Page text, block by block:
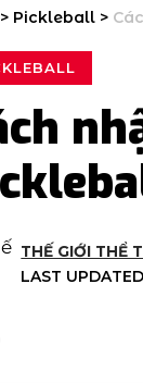
> Pickleball >
LAST
THẾ GIỚI THỂ